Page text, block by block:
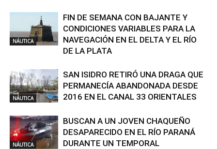
NÁUTICA
FIN DE SEMANA CON BAJANTE Y
CONDICIONES VARIABLES PARA LA
NAVEGACIÓN EN EL DELTA Y EL RÍO
DE LA PLATA
NÁUTICA
SAN ISIDRO RETIRÓ UNA DRAGA QUE
PERMANECÍA ABANDONADA DESDE
2016 EN EL CANAL 33 ORIENTALES
NÁUTICA
BUSCAN A UN JOVEN CHAQUEÑO
DESAPARECIDO EN EL RÍO PARANÁ
DURANTE UN TEMPORAL